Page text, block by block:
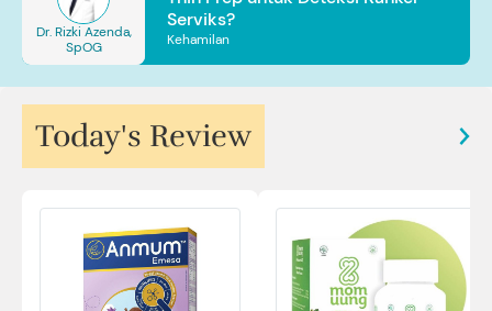
Dr. Rizki Azenda,
SpOG
Serviks?
Kehamilan
Today's Review